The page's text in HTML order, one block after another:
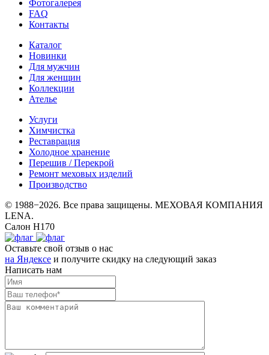
Фотогалерея
FAQ
Контакты
Каталог
Новинки
Для мужчин
Для женщин
Коллекции
Ателье
Услуги
Химчистка
Реставрация
Холодное хранение
Перешив / Перекрой
Ремонт меховых изделий
Производство
© 1988−2026. Все права защищены. МЕХОВАЯ КОМПАНИЯ
LENA.
Салон Н170
Оставьте свой отзыв о нас
на Яндексе и получите скидку на следующий заказ
Написать нам